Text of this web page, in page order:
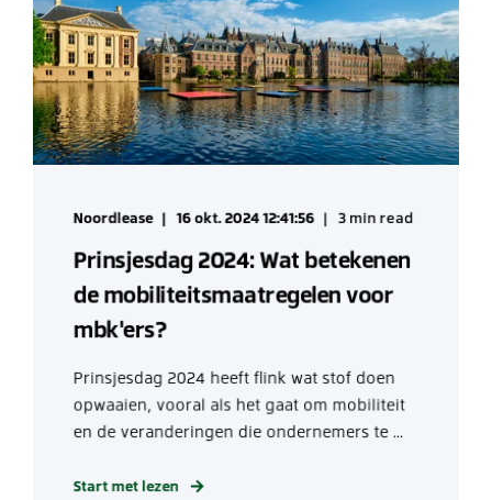
Noordlease 16 okt. 2024 12:41:56 3 min read
Prinsjesdag 2024: Wat betekenen
de mobiliteitsmaatregelen voor
mbk'ers?
Prinsjesdag 2024 heeft flink wat stof doen
opwaaien, vooral als het gaat om mobiliteit
en de veranderingen die ondernemers te ...
Start met lezen